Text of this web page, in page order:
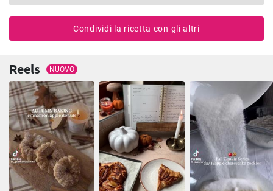
Condividi la ricetta con gli altri
Reels NUOVO